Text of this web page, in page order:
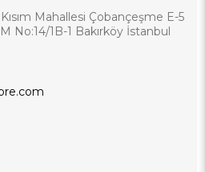
Mahallesi Çobançeşme E-5
No:14/1B-1 Bakırköy İstanbul